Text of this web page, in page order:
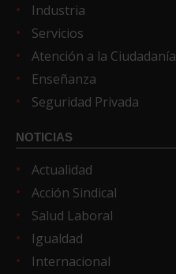
Industria
Servicios
Atención a la Ciudadanía
Enseñanza
Seguridad Privada
NOTICIAS
Actualidad
Acción Sindical
Salud Laboral
Igualdad
Internacional